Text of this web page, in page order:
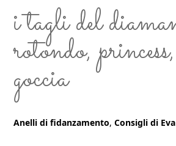
i tagli del
rotondo,
goccia
Anelli di fidanzamento,Consigli di Eva